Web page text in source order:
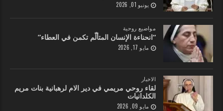
يونيو 01, 2026
مواضيع روحية
“انحناءة الإنسان المتألّم تكمن في العطاء”
مايو 17, 2026
الاخبار
لقاء روحي مريمي في دير الام لرهبانية بنات مريم
الكلدانيات
مايو 09, 2026